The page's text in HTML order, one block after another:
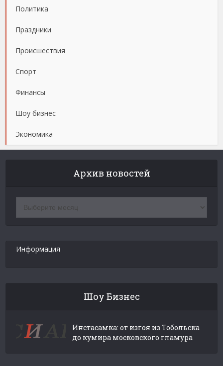
Политика
Праздники
Происшествия
Спорт
Финансы
Шоу бизнес
Экономика
Архив новостей
новостей
Информация
Шоу Бизнес
Инстасамка: от изгоя из Тобольска
до кумира московского гламура